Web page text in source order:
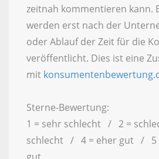
zeitnah kommentieren kann.
werden erst nach der
oder Ablauf der Zeit für die
veröffentlicht. Dies ist eine
mit
Sterne-Bewertung:
1 = sehr schlecht / 2 =
schlecht / 4 = eher gut / 5